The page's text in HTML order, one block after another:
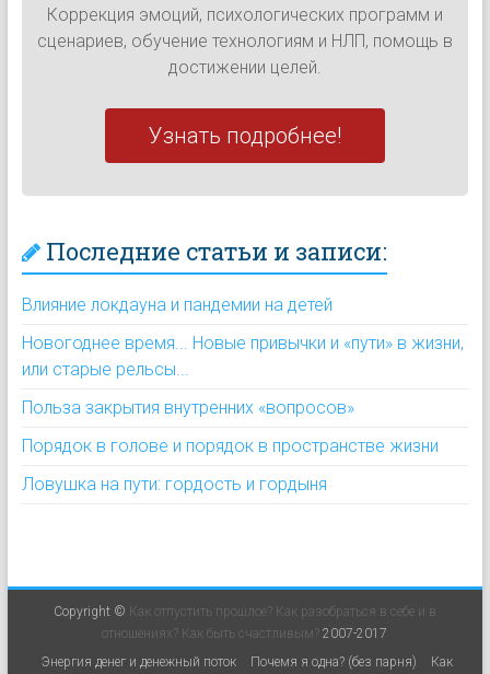
Коррекция эмоций, психологических программ и
сценариев, обучение технологиям и НЛП, помощь в
достижении целей.
Узнать подробнее!
Последние статьи и записи:
Влияние локдауна и пандемии на детей
Новогоднее время... Новые привычки и «пути» в жизни,
или старые рельсы...
Польза закрытия внутренних «вопросов»
Порядок в голове и порядок в пространстве жизни
Ловушка на пути: гордость и гордыня
Copyright © Как отпустить прошлое? Как разобраться в себе и в
отношениях? Как быть счастливым? 2007-2017
Энергия денег и денежный поток
Почемя я одна? (без парня) Как